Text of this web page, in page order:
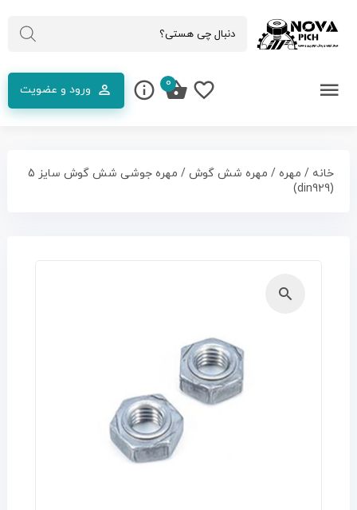
ورود و عضویت 0
خانه / مهره/ مهره شش گوش
/ مهره جوشی شش گوش سایز 5
(din929)